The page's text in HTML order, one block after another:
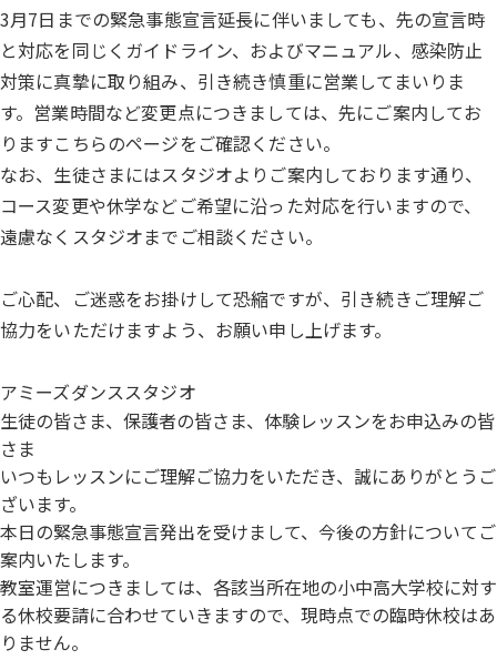
3月7日までの緊急事態宣言延長に伴いましても、先の宣言時
と対応を同じくガイドライン、およびマニュアル、感染防止
対策に真摯に取り組み、引き続き慎重に営業してまいりま
す。営業時間など変更点につきましては、先にご案内してお
りますこちらのページをご確認ください。
なお、生徒さまにはスタジオよりご案内しております通り、
コース変更や休学などご希望に沿った対応を行いますので、
遠慮なくスタジオまでご相談ください。
ご心配、ご迷惑をお掛けして恐縮ですが、引き続きご理解ご
協力をいただけますよう、お願い申し上げます。
アミーズダンススタジオ
生徒の皆さま、保護者の皆さま、体験レッスンをお申込みの皆
さま
いつもレッスンにご理解ご協力をいただき、 誠にありがとうご
ざいます。
本日の緊急事態宣言発出を受けまして、 今後の方針についてご
案内いたします。
教室運営につきましては、 各該当所在地の小中高大学校に対す
る休校要請に合わせていきますので、現時点での臨時休校はあ
りません。